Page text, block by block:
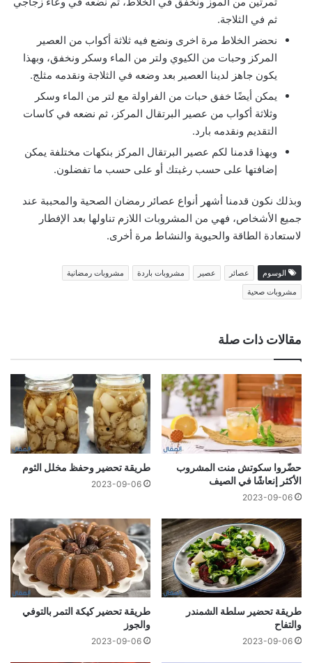
ثم في الثلاجة.
نحضر الخلاط مرة اخرى ونضع فيه ثلاثة أكواب من العصير
المركز وحبات من الكيوي ولتر من الماء وسكر ونخفق، وبهذا
يكون جاهز لدينا العصير بعد وضعه في الثلاجة ونقدمه مثلج.
يمكن أيضًا خفق حبات من الفراولة مع لتر من الماء وسكر
وثلاثة أكواب من عصير البرتقال المركز، ثم نضعه في كاسات
التقديم ونقدمه بارد.
وبهذا قدمنا لكم عصير البرتقال المركز بنكهات مختلفة يمكن
إضافتها على حسب رغبتك أو على حسب ما تفضلون.
وبذلك نكون قدمنا أشهر أنواع عصائر رمضان الصحية والمحببة عند
جميع الأشخاص، فهي من المشروبات اللازم تناولها بعد الإفطار
لاستعادة الطاقة والحيوية والنشاط مرة أخرى.
الوسوم عصائر عصير مشروبات باردة
مشروبات رمضانية
مشروبات صحية
مقالات ذات صلة
حضّروا سكوتش منت المشروب
الأكثر إنعاشًا في الصيف
2023-09-06
طريقة تحضير وحفظ مخلل الثوم
2023-09-06
طريقة تحضير سلطة الشمندر
والتفاح
2023-09-06
طريقة تحضير كيكة التمر بالتوفي
والجوز
2023-09-06